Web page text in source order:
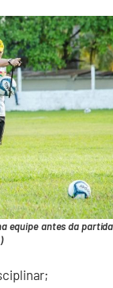
equipe antes da partida